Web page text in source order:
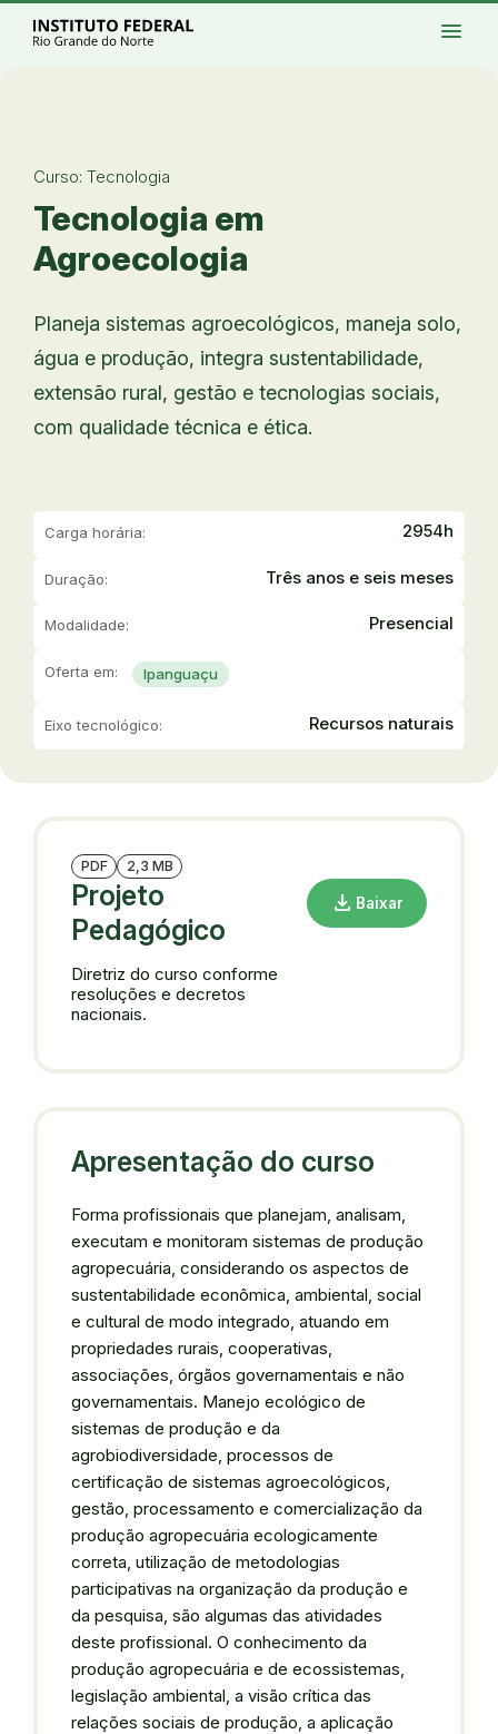
Ir para a página inicial
Ir para a busca
Acessibilidade
menu
Curso: Tecnologia
Tecnologia em
Agroecologia
Planeja sistemas agroecológicos, maneja solo,
água e produção, integra sustentabilidade,
extensão rural, gestão e tecnologias sociais,
com qualidade técnica e ética.
Carga horária: 2954h
Duração: Três anos e seis meses
Modalidade: Presencial
Oferta em: Ipanguaçu
Eixo tecnológico: Recursos naturais
PDF 2,3 MB
Projeto
Pedagógico
Diretriz do curso conforme
resoluções e decretos
nacionais.
download Baixar
Apresentação do curso
Forma profissionais que planejam, analisam,
executam e monitoram sistemas de produção
agropecuária, considerando os aspectos de
sustentabilidade econômica, ambiental, social
e cultural de modo integrado, atuando em
propriedades rurais, cooperativas,
associações, órgãos governamentais e não
governamentais. Manejo ecológico de
sistemas de produção e da
agrobiodiversidade, processos de
certificação de sistemas agroecológicos,
gestão, processamento e comercialização da
produção agropecuária ecologicamente
correta, utilização de metodologias
participativas na organização da produção e
da pesquisa, são algumas das atividades
deste profissional. O conhecimento da
produção agropecuária e de ecossistemas,
legislação ambiental, a visão crítica das
relações sociais de produção, a aplicação